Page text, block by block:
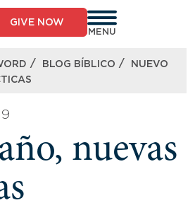
GIVE NOW
MENU
/ BLOG BÍBLICO /
NUEVO
nuevas